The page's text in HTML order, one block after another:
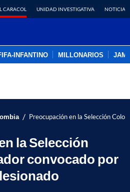
CARACOL UNIDAD INVESTIGATIVA NOTICIAS
INFANTINO MILLONARIOS
/ Preocupación en la Selección
la Selección
convocado por